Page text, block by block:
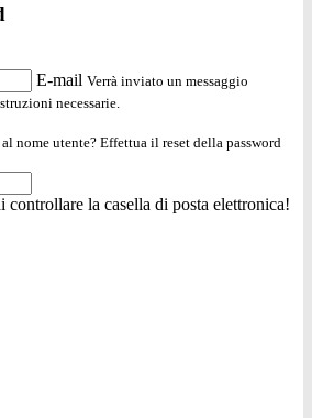
E-mail Verrà inviato un messaggio
necessarie.
nome utente? Effettua il reset della password
controllare la casella di posta elettronica!